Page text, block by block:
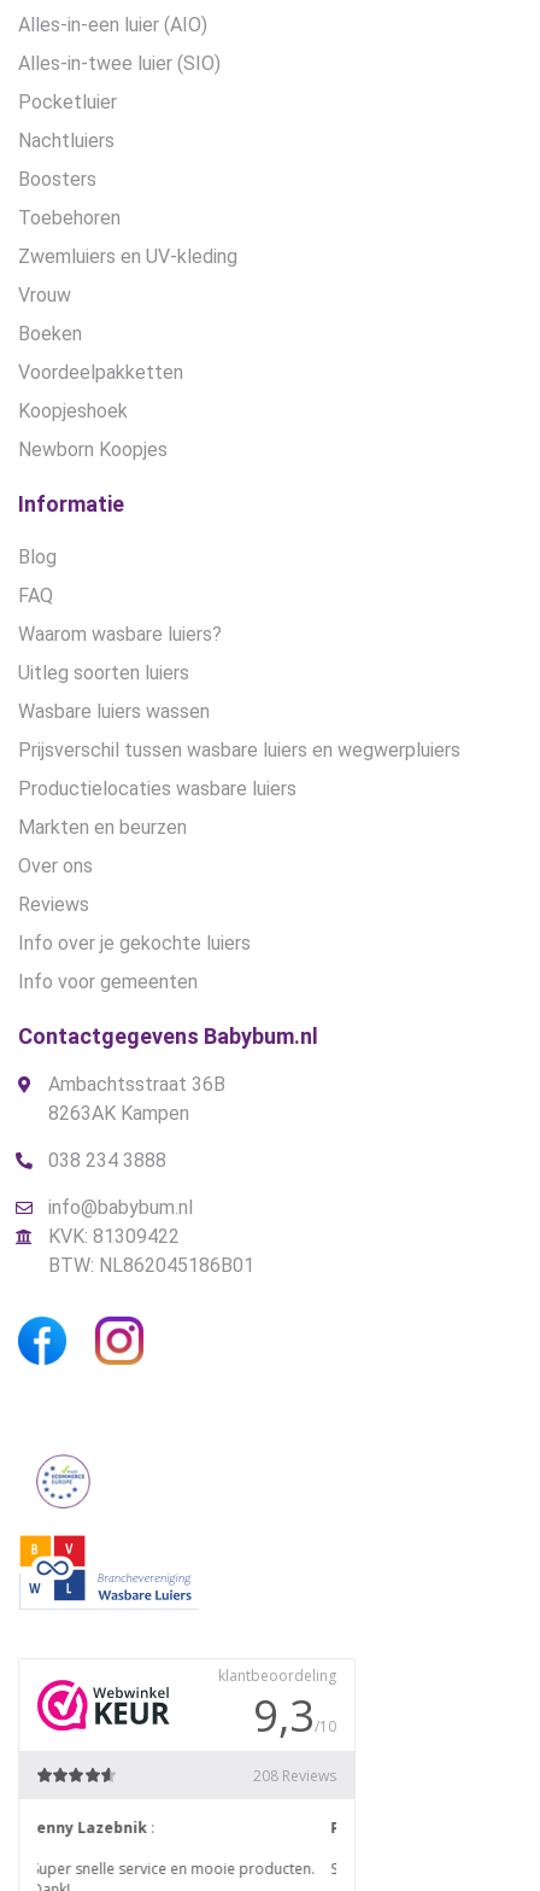
Alles-in-een luier (AIO)
Alles-in-twee luier (SIO)
Pocketluier
Nachtluiers
Boosters
Toebehoren
Zwemluiers en UV-kleding
Vrouw
Boeken
Voordeelpakketten
Koopjeshoek
Newborn Koopjes
Informatie
Blog
FAQ
Waarom wasbare luiers?
Uitleg soorten luiers
Wasbare luiers wassen
Prijsverschil tussen wasbare luiers en wegwerpluiers
Productielocaties wasbare luiers
Markten en beurzen
Over ons
Reviews
Info over je gekochte luiers
Info voor gemeenten
Contactgegevens Babybum.nl
Ambachtsstraat 36B
8263AK Kampen
038 234 3888
info@babybum.nl
KVK: 81309422
BTW: NL862045186B01